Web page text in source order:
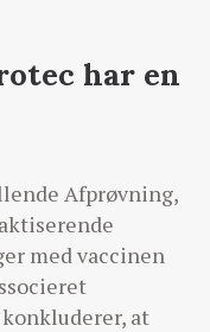
har en
Afprøvning,
med vaccinen
at